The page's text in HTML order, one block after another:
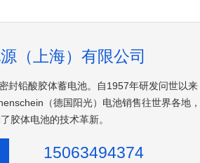
（上海）有限公司
封铅酸胶体蓄电池。自1957年研发问世以
（德国阳光）电池销售往世界各地
胶体电池的技术革新。
15063494374